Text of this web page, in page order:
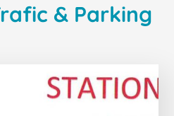
& Parking